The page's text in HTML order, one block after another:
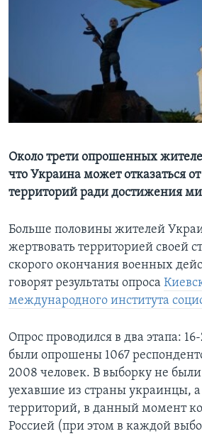
Learning English
Около трети опрошенных
что Украина может отказаться
территорий ради достижения
Больше половины жителей
жертвовать территорией своей
скорого окончания военных
говорят результаты опроса
международного института
Опрос проводился в два этапа:
были опрошены 1067
2008 человек. В выборку не
уехавшие из страны украинцы,
территорий, в данный момент
Россией (при этом в каждой